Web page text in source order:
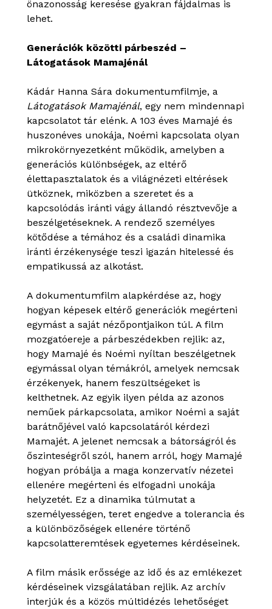
önazonosság keresése gyakran fájdalmas is
lehet.
Generációk közötti párbeszéd –
Látogatások Mamajénál
Kádár Hanna Sára dokumentumfilmje, a
Látogatások Mamajénál, egy nem mindennapi
kapcsolatot tár elénk. A 103 éves Mamajé és
huszonéves unokája, Noémi kapcsolata olyan
mikrokörnyezetként működik, amelyben a
generációs különbségek, az eltérő
élettapasztalatok és a világnézeti eltérések
ütköznek, miközben a szeretet és a
kapcsolódás iránti vágy állandó résztvevője a
beszélgetéseknek. A rendező személyes
kötődése a témához és a családi dinamika
iránti érzékenysége teszi igazán hitelessé és
empatikussá az alkotást.
A dokumentumfilm alapkérdése az, hogy
hogyan képesek eltérő generációk megérteni
egymást a saját nézőpontjaikon túl. A film
mozgatóereje a párbeszédekben rejlik: az,
hogy Mamajé és Noémi nyíltan beszélgetnek
egymással olyan témákról, amelyek nemcsak
érzékenyek, hanem feszültségeket is
kelthetnek. Az egyik ilyen példa az azonos
neműek párkapcsolata, amikor Noémi a saját
barátnőjével való kapcsolatáról kérdezi
Mamajét. A jelenet nemcsak a bátorságról és
őszinteségről szól, hanem arról, hogy Mamajé
hogyan próbálja a maga konzervatív nézetei
ellenére megérteni és elfogadni unokája
helyzetét. Ez a dinamika túlmutat a
személyességen, teret engedve a tolerancia és
a különbözőségek ellenére történő
kapcsolatteremtések egyetemes kérdéseinek.
A film másik erőssége az idő és az emlékezet
kérdéseinek vizsgálatában rejlik. Az archív
interjúk és a közös múltidézés lehetőséget